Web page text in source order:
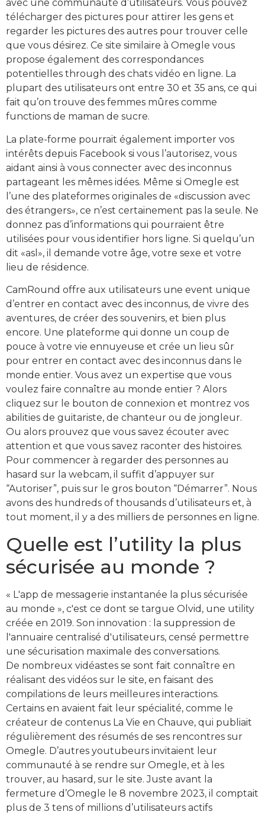
avec une communauté d’utilisateurs. Vous pouvez
télécharger des pictures pour attirer les gens et
regarder les pictures des autres pour trouver celle
que vous désirez. Ce site similaire à Omegle vous
propose également des correspondances
potentielles through des chats vidéo en ligne. La
plupart des utilisateurs ont entre 30 et 35 ans, ce qui
fait qu’on trouve des femmes mûres comme
functions de maman de sucre.
La plate-forme pourrait également importer vos
intérêts depuis Facebook si vous l’autorisez, vous
aidant ainsi à vous connecter avec des inconnus
partageant les mêmes idées. Même si Omegle est
l’une des plateformes originales de «discussion avec
des étrangers», ce n’est certainement pas la seule. Ne
donnez pas d’informations qui pourraient être
utilisées pour vous identifier hors ligne. Si quelqu’un
dit «asl», il demande votre âge, votre sexe et votre
lieu de résidence.
CamRound offre aux utilisateurs une event unique
d’entrer en contact avec des inconnus, de vivre des
aventures, de créer des souvenirs, et bien plus
encore. Une plateforme qui donne un coup de
pouce à votre vie ennuyeuse et crée un lieu sûr
pour entrer en contact avec des inconnus dans le
monde entier. Vous avez un expertise que vous
voulez faire connaître au monde entier ? Alors
cliquez sur le bouton de connexion et montrez vos
abilities de guitariste, de chanteur ou de jongleur.
Ou alors prouvez que vous savez écouter avec
attention et que vous savez raconter des histoires.
Pour commencer à regarder des personnes au
hasard sur la webcam, il suffit d’appuyer sur
“Autoriser”, puis sur le gros bouton “Démarrer”. Nous
avons des hundreds of thousands d’utilisateurs et, à
tout moment, il y a des milliers de personnes en ligne.
Quelle est l’utility la plus
sécurisée au monde ?
« L'app de messagerie instantanée la plus sécurisée
au monde », c'est ce dont se targue Olvid, une utility
créée en 2019. Son innovation : la suppression de
l'annuaire centralisé d'utilisateurs, censé permettre
une sécurisation maximale des conversations.
De nombreux vidéastes se sont fait connaître en
réalisant des vidéos sur le site, en faisant des
compilations de leurs meilleures interactions.
Certains en avaient fait leur spécialité, comme le
créateur de contenus La Vie en Chauve, qui publiait
régulièrement des résumés de ses rencontres sur
Omegle. D’autres youtubeurs invitaient leur
communauté à se rendre sur Omegle, et à les
trouver, au hasard, sur le site. Juste avant la
fermeture d’Omegle le 8 novembre 2023, il comptait
plus de 3 tens of millions d’utilisateurs actifs